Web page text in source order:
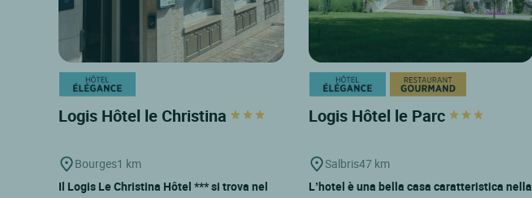
Logis Hôtel le Christina
Bourges1 km
Il Logis Le Christina Hôtel *** si trova nel
Logis Hôtel le Parc
Salbris47 km
L’hotel è una bella casa caratteristica nella